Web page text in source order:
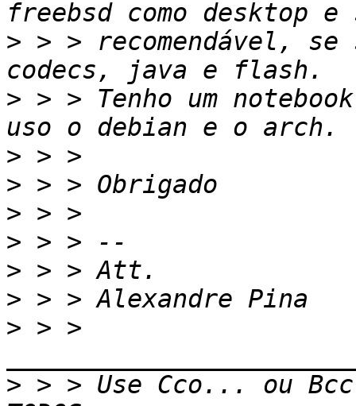
> > > recomendável,
> > > Tenho um
>
>
>
>
>
>
> > >
> > > Use Cco... ou Bcc -